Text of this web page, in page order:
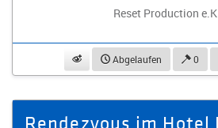
Reset Production e.K.
beobachtenAbgelaufen 0